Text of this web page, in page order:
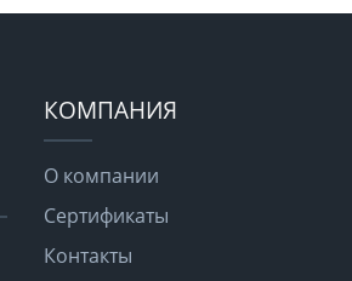
КОМПАНИЯ
О компании
Сертификаты
Контакты